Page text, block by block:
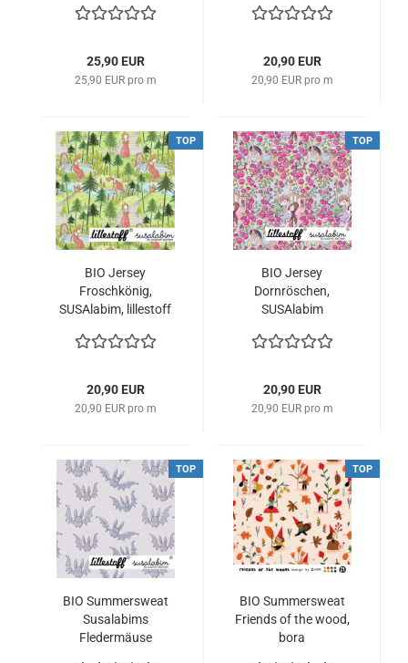
25,90 EUR
25,90 EUR pro m
20,90 EUR
20,90 EUR pro m
TOP
BIO Jersey
Froschkönig,
SUSAlabim, lillestoff
20,90 EUR
20,90 EUR pro m
TOP
BIO Jersey
Dornröschen,
SUSAlabim
20,90 EUR
20,90 EUR pro m
TOP
BIO Summersweat
Susalabims
Fledermäuse
TOP
BIO Summersweat
Friends of the wood,
bora